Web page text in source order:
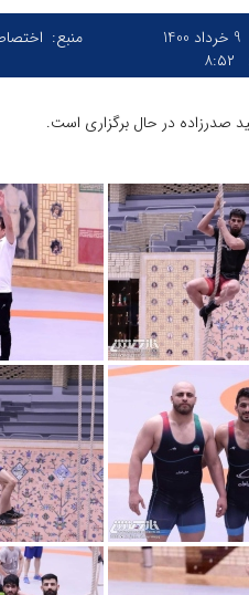
9 خرداد 1400
۸:۵۲
منبع:
صدرزاده در حال برگزاری است.
از
ویدیو؛ صعود حسن
ناظم امینه